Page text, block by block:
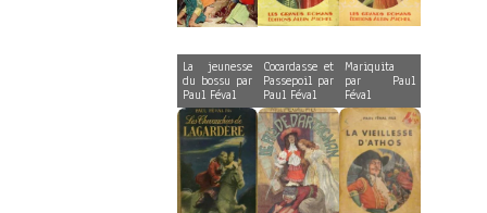
La jeunesse
du bossu par
Paul Féval
Cocardasse et
Passepoil par
Paul Féval
Mariquita
par Paul
Féval